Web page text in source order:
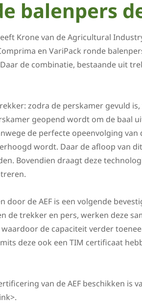
balenpers
Krone van de Agricultural
en VariPack ronde
de combinatie, bestaande uit
zodra de perskamer gevuld
geopend wordt om de baal
de perfecte opeenvolging
wordt. Daar de afloop van
Bovendien draagt deze
door de AEF is een volgende
de trekker en pers, werken deze
de capaciteit verder
deze ook een TIM certificaat
van de AEF beschikken is